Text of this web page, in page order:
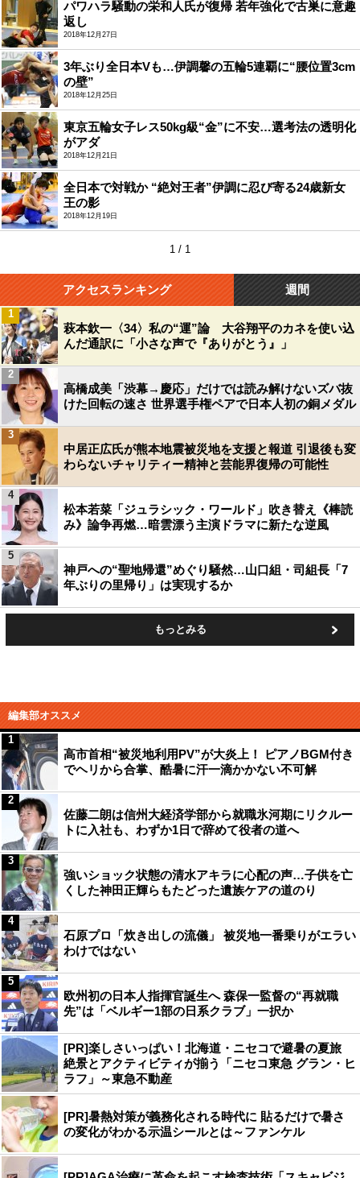
パワハラ騒動の栄和人氏が復帰 若年強化で古巣に意趣
返し
2018年12月27日
3年ぶり全日本Vも…伊調馨の五輪5連覇に“腰位置3cm
の壁”
2018年12月25日
東京五輪女子レス50kg級“金”に不安…選考法の透明化
がアダ
2018年12月21日
全日本で対戦か “絶対王者”伊調に忍び寄る24歳新女
王の影
2018年12月19日
1 / 1
アクセスランキング 週間
萩本欽一〈34〉私の“運”論 大谷翔平のカネを使い込
んだ通訳に「小さな声で『ありがとう』」
1
高橋成美「渋幕→慶応」だけでは読み解けないズバ抜
けた回転の速さ 世界選手権ペアで日本人初の銅メダル
2
中居正広氏が熊本地震被災地を支援と報道 引退後も変
わらないチャリティー精神と芸能界復帰の可能性
3
松本若菜「ジュラシック・ワールド」吹き替え《棒読
み》論争再燃…暗雲漂う主演ドラマに新たな逆風
4
神戸への“聖地帰還”めぐり騒然…山口組・司組長「7
年ぶりの里帰り」は実現するか
5
もっとみる
編集部オススメ
高市首相“被災地利用PV”が大炎上！ ピアノBGM付き
でヘリから合掌、酷暑に汗一滴かかない不可解
1
佐藤二朗は信州大経済学部から就職氷河期にリクルー
トに入社も、わずか1日で辞めて役者の道へ
2
強いショック状態の清水アキラに心配の声…子供を亡
くした神田正輝らもたどった遺族ケアの道のり
3
石原プロ「炊き出しの流儀」 被災地一番乗りがエラい
わけではない
4
欧州初の日本人指揮官誕生へ 森保一監督の“再就職
先”は「ベルギー1部の日系クラブ」一択か
5
[PR]楽しさいっぱい！北海道・ニセコで避暑の夏旅
絶景とアクティビティが揃う「ニセコ東急 グラン・ヒ
ラフ」～東急不動産
[PR]暑熱対策が義務化される時代に 貼るだけで暑さ
の変化がわかる示温シールとは～ファンケル